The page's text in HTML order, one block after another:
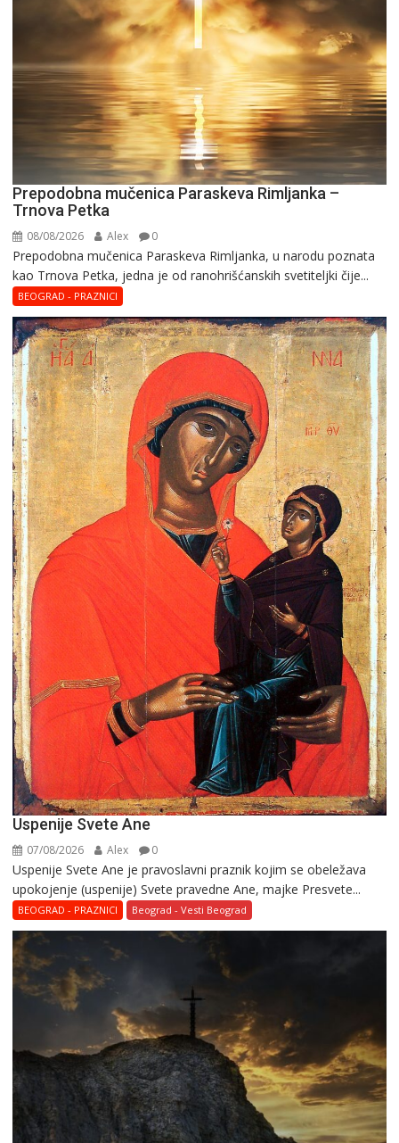
Prepodobna mučenica Paraskeva Rimljanka –
Trnova Petka
08/08/2026 Alex 0
Prepodobna mučenica Paraskeva Rimljanka, u narodu poznata
kao Trnova Petka, jedna je od ranohrišćanskih svetiteljki čije...
BEOGRAD - PRAZNICI
Uspenije Svete Ane
07/08/2026 Alex 0
Uspenije Svete Ane je pravoslavni praznik kojim se obeležava
upokojenje (uspenije) Svete pravedne Ane, majke Presvete...
BEOGRAD - PRAZNICI Beograd - Vesti Beograd